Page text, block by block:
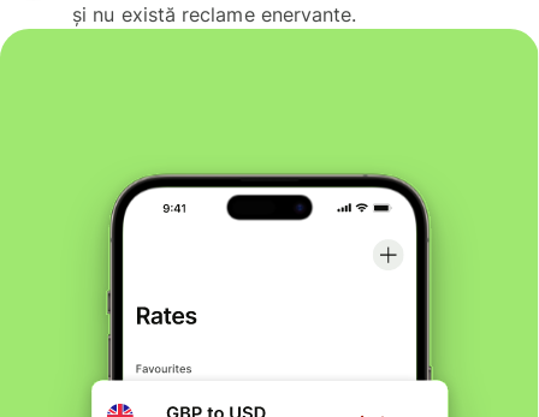
și nu există reclame enervante.